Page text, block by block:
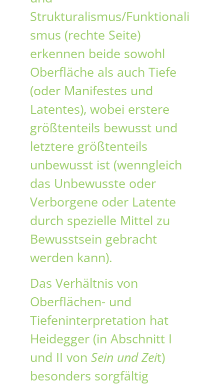
Strukturalismus/Funktionali
smus (rechte Seite)
erkennen beide sowohl
Oberfläche als auch Tiefe
(oder Manifestes und
Latentes), wobei erstere
größtenteils bewusst und
letztere größtenteils
unbewusst ist (wenngleich
das Unbewusste oder
Verborgene oder Latente
durch spezielle Mittel zu
Bewusstsein gebracht
werden kann).
Das Verhältnis von
Oberflächen- und
Tiefeninterpretation hat
Heidegger (in Abschnitt I
und II von Sein und Zeit)
besonders sorgfältig